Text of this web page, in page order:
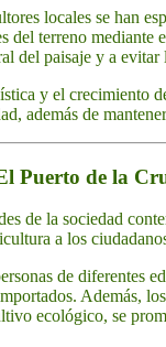
locales se han
del terreno mediante
del paisaje y a
y el crecimiento
además de
Puerto de la
de la sociedad
a los
de diferentes
Además,
ecológico, se